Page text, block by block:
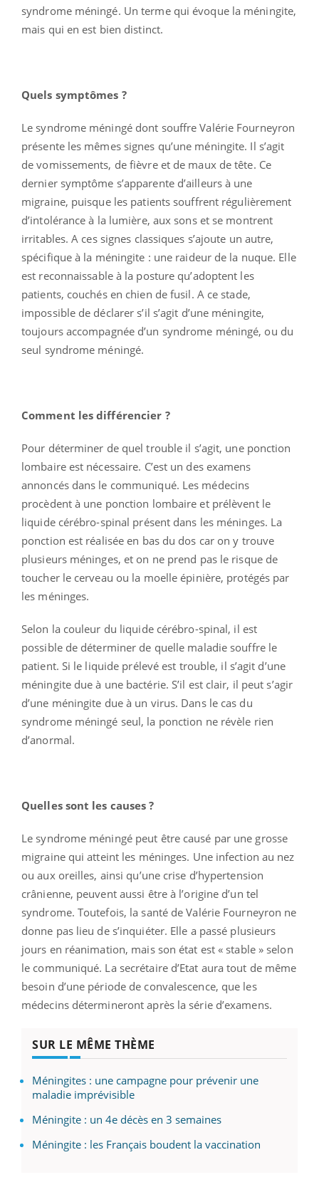
syndrome méningé. Un terme qui évoque la méningite,
mais qui en est bien distinct.
Quels symptômes ?
Le syndrome méningé dont souffre Valérie Fourneyron
présente les mêmes signes qu’une méningite. Il s’agit
de vomissements, de fièvre et de maux de tête. Ce
dernier symptôme s’apparente d’ailleurs à une
migraine, puisque les patients souffrent régulièrement
d’intolérance à la lumière, aux sons et se montrent
irritables. A ces signes classiques s’ajoute un autre,
spécifique à la méningite : une raideur de la nuque. Elle
est reconnaissable à la posture qu’adoptent les
patients, couchés en chien de fusil. A ce stade,
impossible de déclarer s’il s’agit d’une méningite,
toujours accompagnée d’un syndrome méningé, ou du
seul syndrome méningé.
Comment les différencier ?
Pour déterminer de quel trouble il s’agit, une ponction
lombaire est nécessaire. C’est un des examens
annoncés dans le communiqué. Les médecins
procèdent à une ponction lombaire et prélèvent le
liquide cérébro-spinal présent dans les méninges. La
ponction est réalisée en bas du dos car on y trouve
plusieurs méninges, et on ne prend pas le risque de
toucher le cerveau ou la moelle épinière, protégés par
les méninges.
Selon la couleur du liquide cérébro-spinal, il est
possible de déterminer de quelle maladie souffre le
patient. Si le liquide prélevé est trouble, il s’agit d’une
méningite due à une bactérie. S’il est clair, il peut s’agir
d’une méningite due à un virus. Dans le cas du
syndrome méningé seul, la ponction ne révèle rien
d’anormal.
Quelles sont les causes ?
Le syndrome méningé peut être causé par une grosse
migraine qui atteint les méninges. Une infection au nez
ou aux oreilles, ainsi qu’une crise d’hypertension
crânienne, peuvent aussi être à l’origine d’un tel
syndrome. Toutefois, la santé de Valérie Fourneyron ne
donne pas lieu de s’inquiéter. Elle a passé plusieurs
jours en réanimation, mais son état est « stable » selon
le communiqué. La secrétaire d’Etat aura tout de même
besoin d’une période de convalescence, que les
médecins détermineront après la série d’examens.
SUR LE MÊME THÈME
Méningites : une campagne pour prévenir une
maladie imprévisible
Méningite : un 4e décès en 3 semaines
Méningite : les Français boudent la vaccination